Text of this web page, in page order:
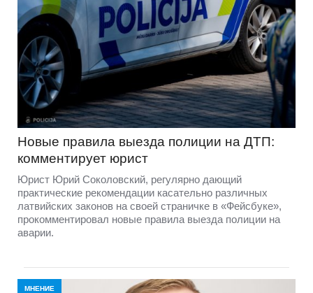
Новые правила выезда полиции на ДТП:
комментирует юрист
Юрист Юрий Соколовский, регулярно дающий
практические рекомендации касательно различных
латвийских законов на своей страничке в «Фейсбуке»,
прокомментировал новые правила выезда полиции на
аварии.
МНЕНИЕ